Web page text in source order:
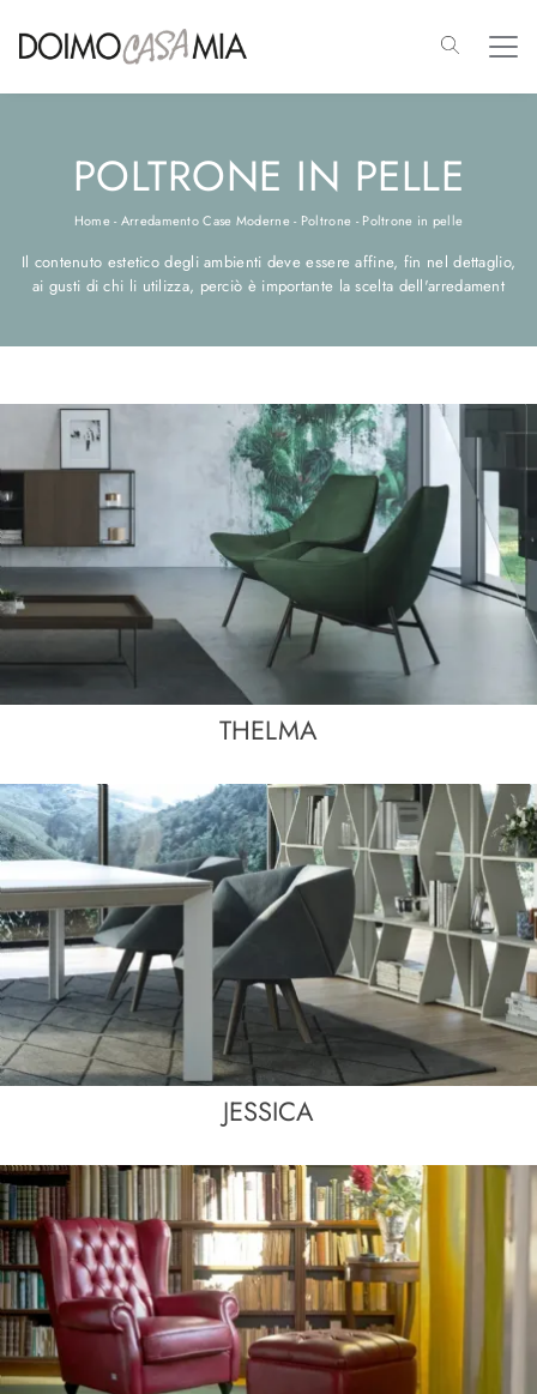
POLTRONE IN PELLE
Home - Arredamento Case Moderne - Poltrone - Poltrone in pelle
Il contenuto estetico degli ambienti deve essere affine, fin nel dettaglio,
ai gusti di chi li utilizza, perciò è importante la scelta dell'arredament
THELMA
JESSICA